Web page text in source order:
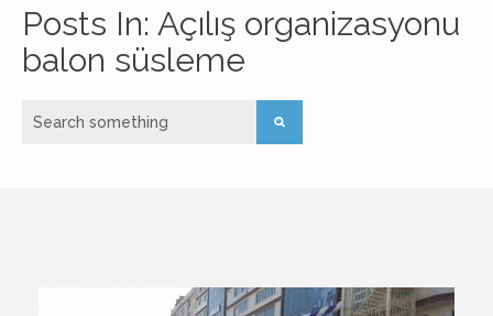
Posts In: Açılış organizasyonu
balon süsleme